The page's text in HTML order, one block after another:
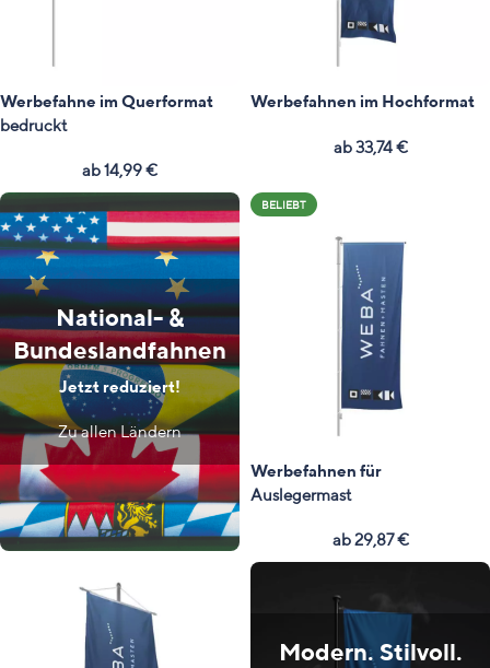
Werbefahne im Querformat
bedruckt
ab14,99€
Werbefahnen im Hochformat
ab33,74€
National- &
Bundeslandfahnen
Jetzt reduziert!
Zu allen Ländern
BELIEBT
Werbefahnen für
Auslegermast
ab29,87€
Modern. Stilvoll.